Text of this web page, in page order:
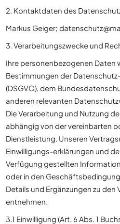
2. Kontaktdaten des
Markus Geiger;
3. Verarbeitungszwecke und
Ihre personenbezogenen Daten
Bestimmungen der
(DSGVO), dem
anderen relevanten
Die Verarbeitung und Nutzung
abhängig von der vereinbarten
Dienstleistung. Unseren
Einwilligungs-erklärungen und
Verfügung gestellten
oder in den
Details und Ergänzungen zu den
entnehmen.
3.1 Einwilligung (Art. 6 Abs. 1